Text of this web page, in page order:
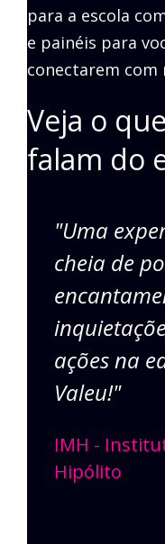
para a escola
e painéis para
conectarem com
Veja o
falam do
"Uma
cheia de
ações na
Valeu!"
IMH -
Hipólito